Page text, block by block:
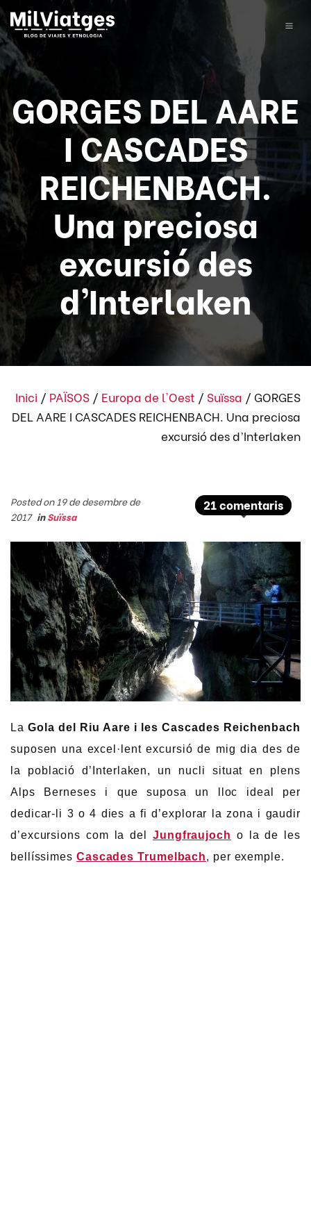
GORGES DEL AARE
I CASCADES
REICHENBACH.
Una preciosa
excursió des
d’Interlaken
Inici / PAÏSOS / Europa de l'Oest / Suïssa / GORGES
DEL AARE I CASCADES REICHENBACH. Una preciosa
excursió des d’Interlaken
21 comentaris
Posted on 19 de desembre de
2017 inSuïssa
LaGola del Riu Aare i les Cascades Reichenbach
suposen una excel·lent excursió de mig dia des de
la població d’Interlaken, un nucli situat en plens
Alps Berneses i que suposa un lloc ideal per
dedicar-li 3 o 4 dies a fi d’explorar la zona i gaudir
d’excursions com la del Jungfraujoch o la de les
bellíssimes Cascades Trumelbach, per exemple.